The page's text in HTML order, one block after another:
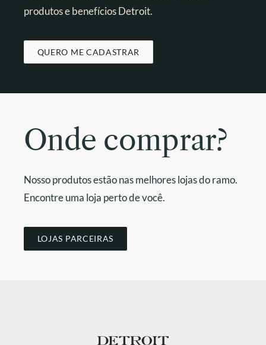
produtos e benefícios Detroit.
QUERO ME CADASTRAR
Onde comprar?
Nosso produtos estão nas melhores lojas do ramo.
Encontre uma loja perto de você.
LOJAS PARCEIRAS